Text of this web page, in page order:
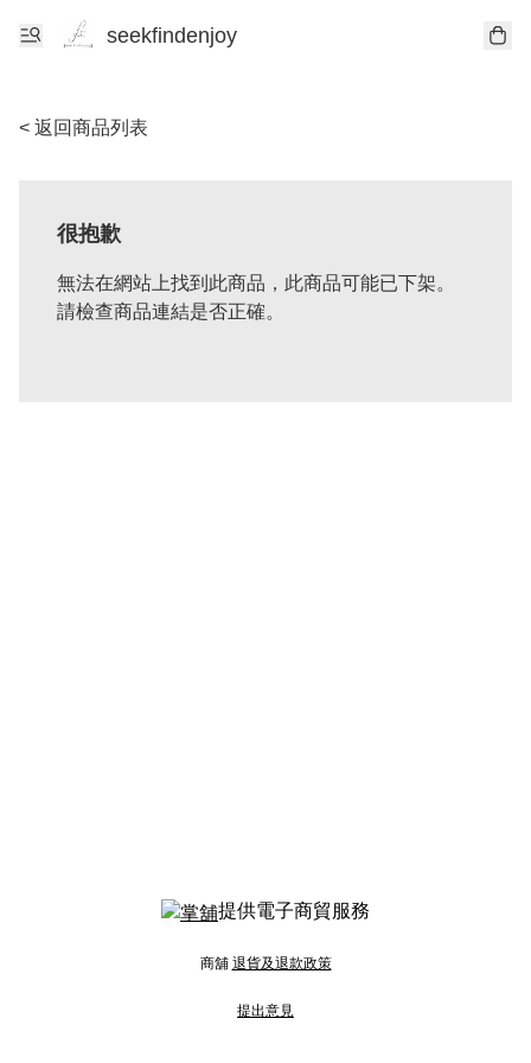
seekfindenjoy
< 返回商品列表
很抱歉
無法在網站上找到此商品，此商品可能已下架。
請檢查商品連結是否正確。
提供電子商貿服務
商舖 退貨及退款政策
提出意見